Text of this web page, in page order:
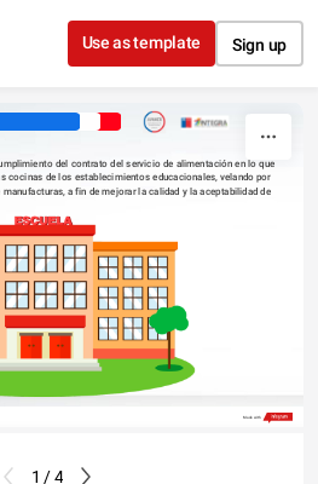
to content
Use as template Sign up
del contrato del servicio de alimentación en lo que
cocinas de los establecimientos educacionales, velando por
a fin de mejorar la calidad y la aceptabilidad de
Made with
1 / 4